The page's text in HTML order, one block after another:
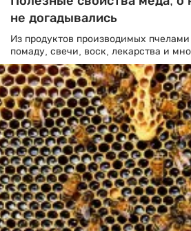
не догадывались
Из продуктов производимых
помаду, свечи, воск, лекарства и